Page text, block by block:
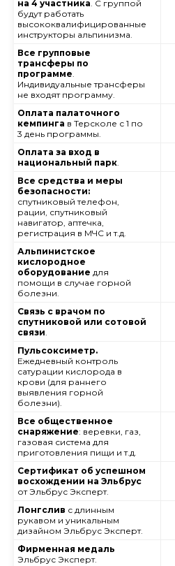
на 4 участника. С группой
будут работать
высококвалифицированные
инструкторы альпинизма.
Все групповые
трансферы по
программе.
Индивидуальные трансферы
не входят программу.
Оплата палаточного
кемпинга в Терсколе с 1 по
3 день программы.
Оплата за вход в
национальный парк.
Все средства и меры
безопасности:
спутниковый телефон,
рации, спутниковый
навигатор, аптечка,
регистрация в МЧС и т.д.
Альпинистское
кислородное
оборудование для
помощи в случае горной
болезни.
Связь с врачом по
спутниковой или сотовой
связи.
Пульсоксиметр.
Ежедневный контроль
сатурации кислорода в
крови (для раннего
выявления горной
болезни).
Все общественное
снаряжение: веревки, газ,
газовая система для
приготовления пищи и т.д.
Сертификат об успешном
восхождении на Эльбрус
от Эльбрус Эксперт.
Лонгслив с длинным
рукавом и уникальным
дизайном Эльбрус Эксперт.
Фирменная медаль
Эльбрус Эксперт.